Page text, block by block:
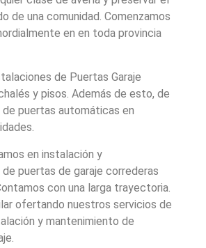
de una comunidad. Comenzamos
en en toda provincia
de Puertas Garaje
y pisos. Además de esto, de
puertas automáticas en
en instalación y
puertas de garaje correderas
con una larga trayectoria.
ofertando nuestros servicios de
y mantenimiento de